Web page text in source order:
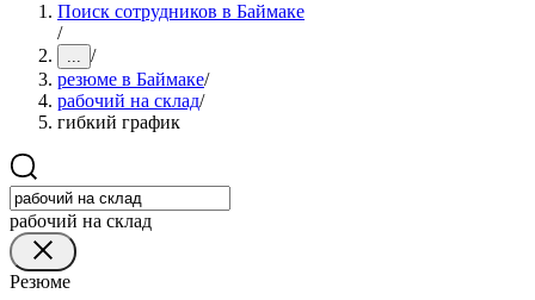
Поиск сотрудников в Баймаке
/
... /
резюме в Баймаке/
рабочий на склад/
гибкий график
рабочий на склад
Резюме